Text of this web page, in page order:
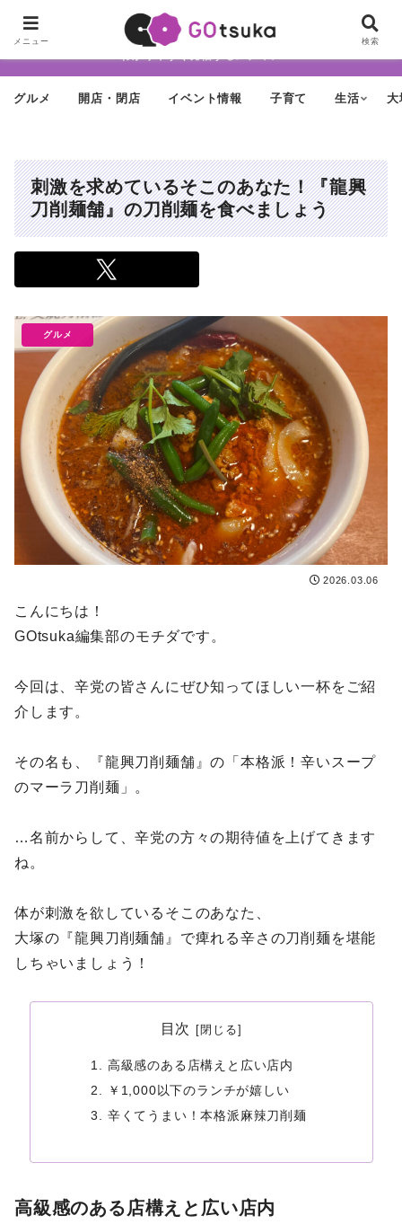
ちょっと怪しげだけど最近どんどん進化する街「大塚」の魅力を面白く・
グルメ 開店・閉店 イベント情報 子育て 生活 大
刺激を求めているそこのあなた！『龍興
刀削麺舗』の刀削麺を食べましょう
グルメ
2026.03.06
こんにちは！
GOtsuka編集部のモチダです。
今回は、辛党の皆さんにぜひ知ってほしい一杯をご紹
介します。
その名も、『龍興刀削麺舗』の「本格派！辛いスープ
のマーラ刀削麺」。
…名前からして、辛党の方々の期待値を上げてきます
ね。
体が刺激を欲しているそこのあなた、
大塚の『龍興刀削麺舗』で痺れる辛さの刀削麺を堪能
しちゃいましょう！
目次
高級感のある店構えと広い店内
￥1,000以下のランチが嬉しい
辛くてうまい！本格派麻辣刀削麺
高級感のある店構えと広い店内
メニュー 検索